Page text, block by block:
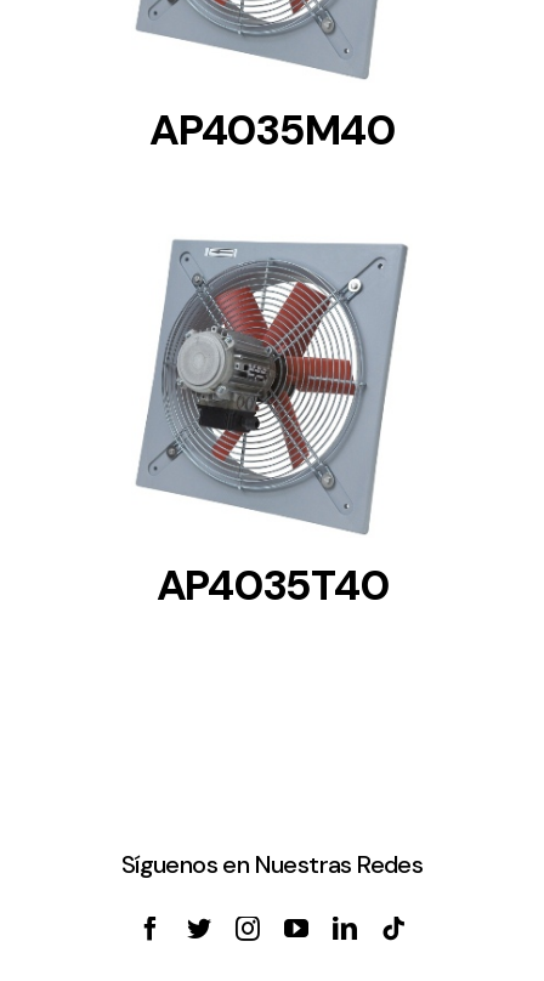
AP4035M40
DETAILS
AP4035T40
Síguenos en Nuestras Redes